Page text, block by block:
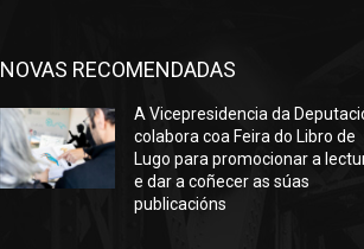
NOVAS RECOMENDADAS
A Vicepresidencia da
colabora coa Feira do Libro de
Lugo para promocionar a
e dar a coñecer as súas
publicacións